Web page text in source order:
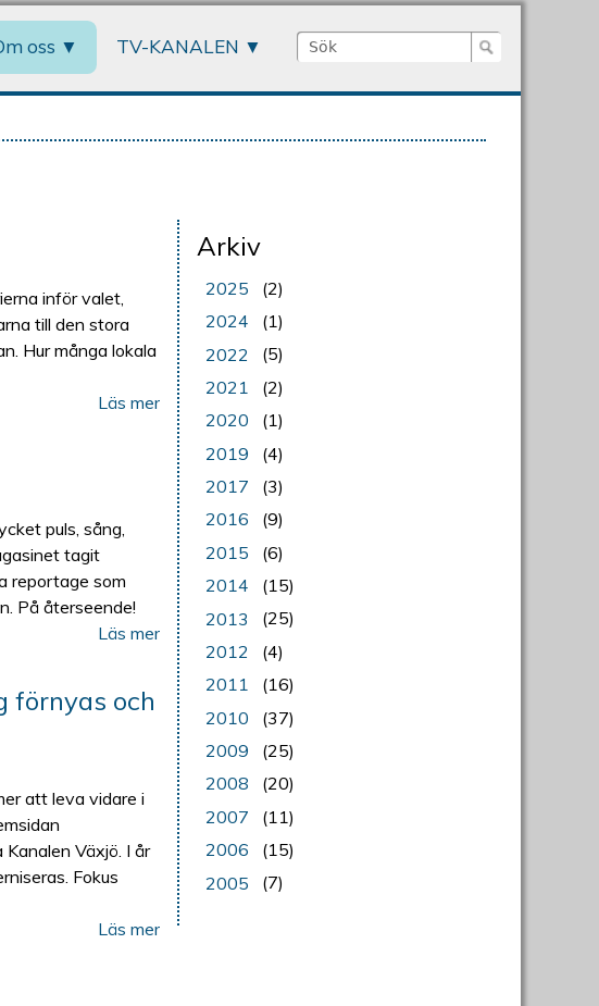
Sökformulär
Sök
oss TV-KANALEN
inför valet,
till den stora
Hur många lokala
Läs mer
puls, sång,
tagit
reportage som
På återseende!
Läs mer
förnyas och
att leva vidare i
Växjö. I år
Fokus
Läs mer
Arkiv
2025
(2)
2024
(1)
2022
(5)
2021
(2)
2020
(1)
2019
(4)
2017
(3)
2016
(9)
2015
(6)
2014
(15)
2013
(25)
2012
(4)
2011
(16)
2010
(37)
2009
(25)
2008
(20)
2007
(11)
2006
(15)
2005
(7)